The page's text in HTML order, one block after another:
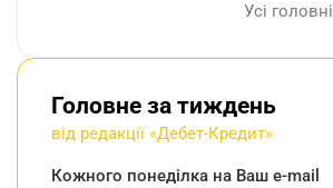
Усі головні
Головне за тиждень
від редакції «Дебет-Кредит»
Кожного понеділка на Ваш e-mail